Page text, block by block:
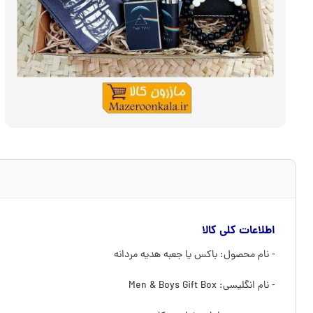
اطلاعات کلی کالا
- نام محصول: باکس یا جعبه هدیه مردانه
- نام انگلیسی: Men & Boys Gift Box